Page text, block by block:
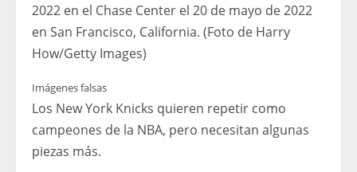
2022 en el Chase Center el 20 de mayo de 2022
en San Francisco, California. (Foto de Harry
How/Getty Images)
Imágenes falsas
Los New York Knicks quieren repetir como
campeones de la NBA, pero necesitan algunas
piezas más.